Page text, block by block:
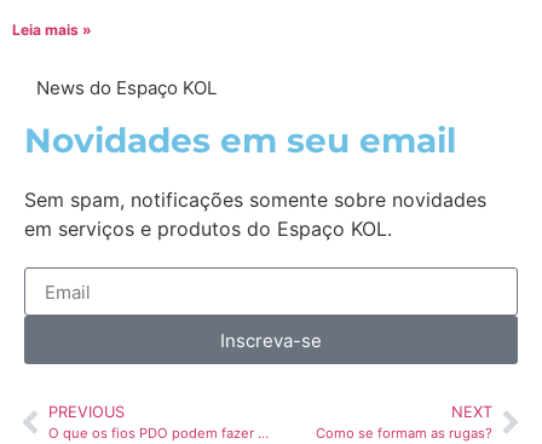
Leia mais »
News do Espaço KOL
Novidades em seu email
Sem spam, notificações somente sobre novidades
em serviços e produtos do Espaço KOL.
Inscreva-se
PREVIOUS
O que os fios PDO podem fazer por você?
NEXT
Como se formam as rugas?